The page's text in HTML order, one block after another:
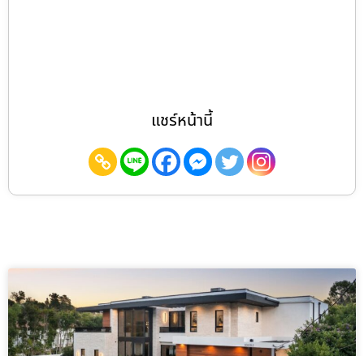
แชร์หน้านี้